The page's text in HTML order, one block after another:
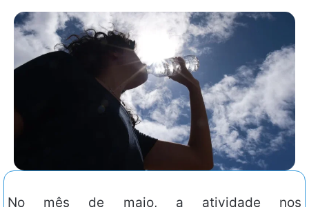
No mês de maio, a atividade nos